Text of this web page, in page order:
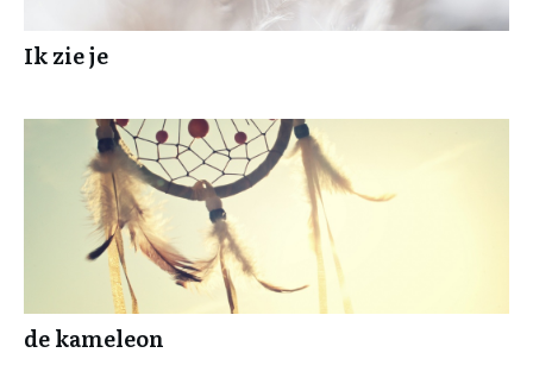
Ik zie je
de kameleon